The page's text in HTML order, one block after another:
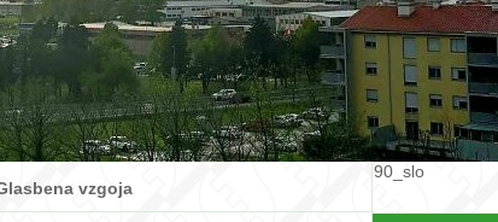
vzgoja
90_slo